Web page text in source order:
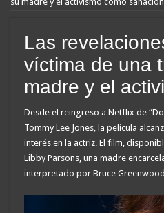
Las
víctima de una
madre y el
Desde el reingreso a Netflix de
Tommy Lee Jones, la película
interés en la actriz. El film,
Libby Parsons, una madre
interpretado por Bruce